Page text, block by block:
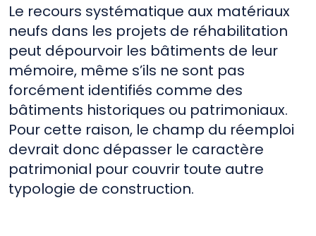
Le recours systématique aux matériaux
neufs dans les projets de réhabilitation
peut dépourvoir les bâtiments de leur
mémoire, même s’ils ne sont pas
forcément identifiés comme des
bâtiments historiques ou patrimoniaux.
Pour cette raison, le champ du réemploi
devrait donc dépasser le caractère
patrimonial pour couvrir toute autre
typologie de construction.